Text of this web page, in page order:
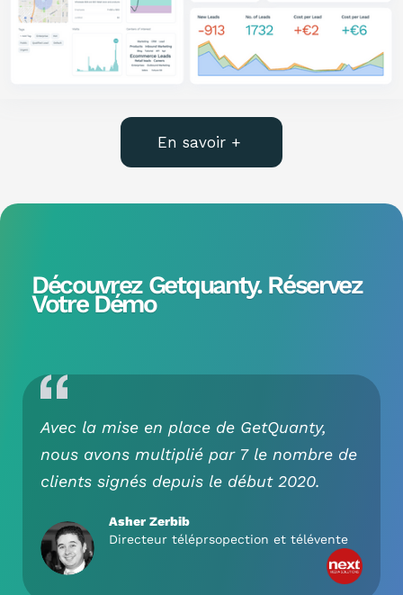
En savoir +
Découvrez Getquanty. Réservez
Votre Démo
Avec la mise en place de GetQuanty,
nous avons multiplié par 7 le nombre de
clients signés depuis le début 2020.
Asher Zerbib
Directeur téléprsopection et télévente